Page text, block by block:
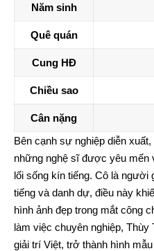
Năm sinh
Quê quán
Cung HĐ
Chiều sao
Cân nặng
Bên cạnh sự nghiệp diễn
những nghệ sĩ được yêu
lối sống kín tiếng. Cô là người
tiếng và danh dự, điều này
hình ảnh đẹp trong mắt công
làm việc chuyên nghiệp, Thùy
giải trí Việt, trở thành hình